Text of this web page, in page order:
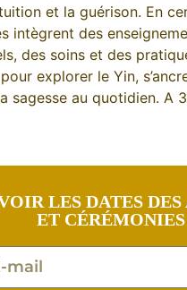
et la guérison. En
intègrent des
des soins et des
explorer le Yin,
sagesse au quotidien. A
LES DATES
ET CÉRÉMONIES